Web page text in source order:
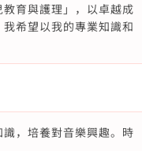
育與護理」，以卓越成
希望以我的專業知識和
，培養對音樂興趣。時